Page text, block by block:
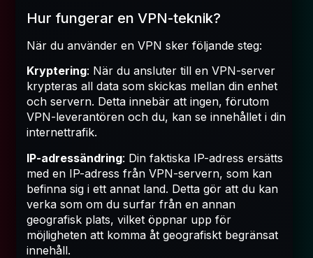
Hur fungerar en VPN-teknik?
När du använder en VPN sker följande steg:
Kryptering: När du ansluter till en VPN-server
krypteras all data som skickas mellan din enhet
och servern. Detta innebär att ingen, förutom
VPN-leverantören och du, kan se innehållet i din
internettrafik.
IP-adressändring: Din faktiska IP-adress ersätts
med en IP-adress från VPN-servern, som kan
befinna sig i ett annat land. Detta gör att du kan
verka som om du surfar från en annan
geografisk plats, vilket öppnar upp för
möjligheten att komma åt geografiskt begränsat
innehåll.